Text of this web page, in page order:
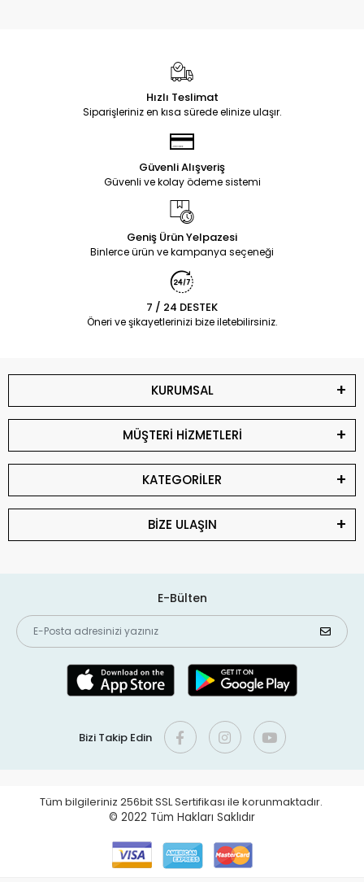
Hızlı Teslimat
Siparişleriniz en kısa sürede elinize ulaşır.
Güvenli Alışveriş
Güvenli ve kolay ödeme sistemi
Geniş Ürün Yelpazesi
Binlerce ürün ve kampanya seçeneği
7 / 24 DESTEK
Öneri ve şikayetlerinizi bize iletebilirsiniz.
KURUMSAL
MÜŞTERİ HİZMETLERİ
KATEGORİLER
BİZE ULAŞIN
E-Bülten
Bizi Takip Edin
Tüm bilgileriniz 256bit SSL Sertifikası ile korunmaktadır.
© 2022 Tüm Hakları Saklıdır